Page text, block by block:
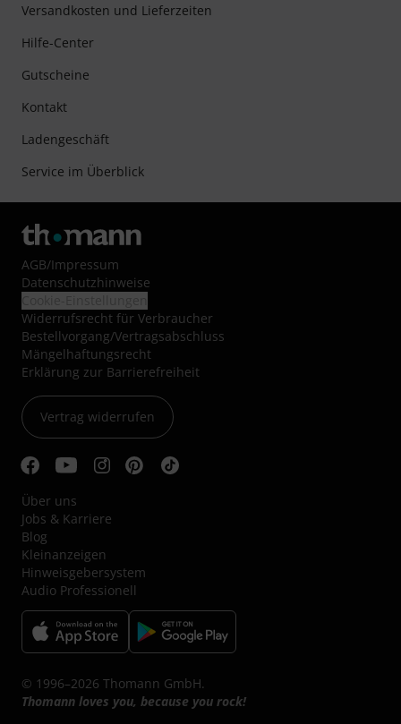
Versandkosten und Lieferzeiten
Hilfe-Center
Gutscheine
Kontakt
Ladengeschäft
Service im Überblick
AGB/Impressum
Datenschutzhinweise
Widerrufsrecht für Verbraucher
Bestellvorgang/Vertragsabschluss
Mängelhaftungsrecht
Erklärung zur Barrierefreiheit
Vertrag widerrufen
Über uns
Jobs & Karriere
Blog
Kleinanzeigen
Hinweisgebersystem
Audio Professionell
© 1996–2026 Thomann GmbH.
Thomann loves you, because you rock!